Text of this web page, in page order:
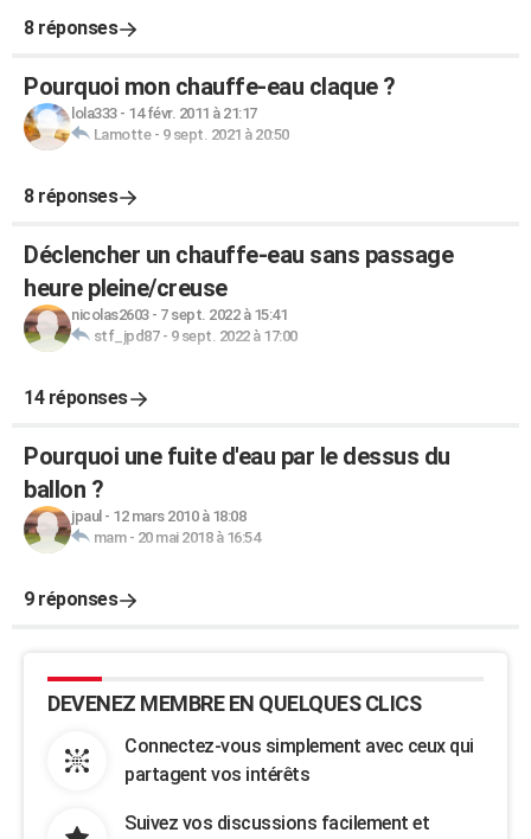
8 réponses
Pourquoi mon chauffe-eau claque ?
lola333- 14 févr. 2011 à 21:17
Lamotte- 9 sept. 2021 à 20:50
8 réponses
Déclencher un chauffe-eau sans passage
heure pleine/creuse
nicolas2603- 7 sept. 2022 à 15:41
stf_jpd87- 9 sept. 2022 à 17:00
14 réponses
Pourquoi une fuite d'eau par le dessus du
ballon ?
jpaul - 12 mars 2010 à 18:08
mam- 20 mai 2018 à 16:54
9 réponses
DEVENEZ MEMBRE EN QUELQUES CLICS
Connectez-vous simplement avec ceux qui
partagent vos intérêts
Suivez vos discussions facilement et